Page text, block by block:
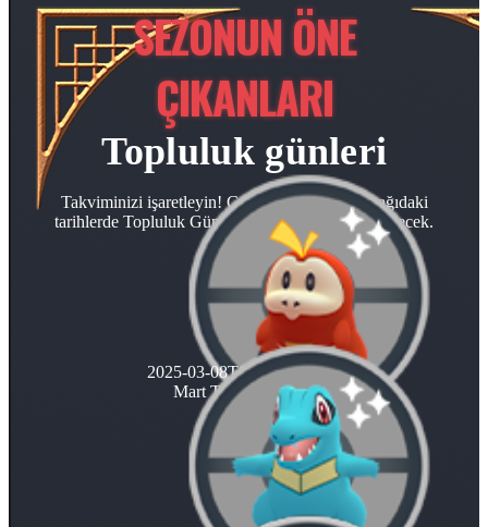
SEZONUN ÖNE
ÇIKANLARI
Topluluk günleri
Takviminizi işaretleyin! Güç ve Ustalık için aşağıdaki
tarihlerde Topluluk Günü etkinlikleri gerçekleştirilecek.
2025-03-08T00:00:00.000Z
Mart Topluluk Günü